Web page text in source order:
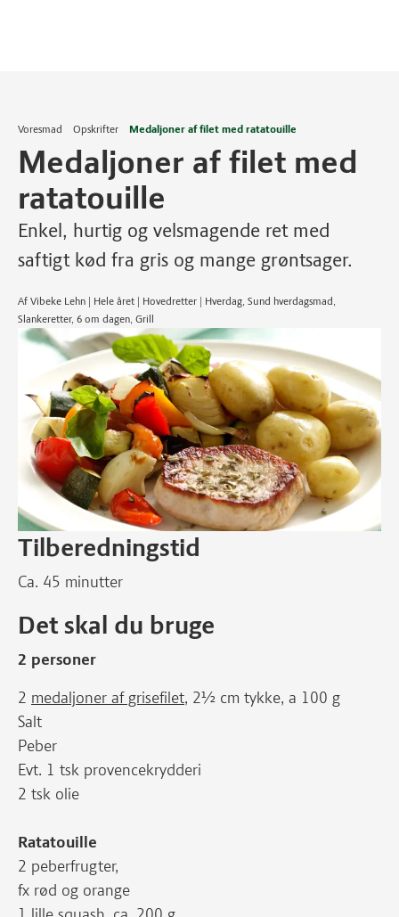
Voresmad Opskrifter Medaljoner af filet med ratatouille
Medaljoner af filet med
ratatouille
Enkel, hurtig og velsmagende ret med
saftigt kød fra gris og mange grøntsager.
Af Vibeke Lehn | Hele året | Hovedretter | Hverdag, Sund hverdagsmad,
Slankeretter, 6 om dagen, Grill
Tilberedningstid
Ca. 45 minutter
Det skal du bruge
2 personer
2 medaljoner af grisefilet, 2½ cm tykke, a 100 g
Salt
Peber
Evt. 1 tsk provencekrydderi
2 tsk olie
Ratatouille
2 peberfrugter,
fx rød og orange